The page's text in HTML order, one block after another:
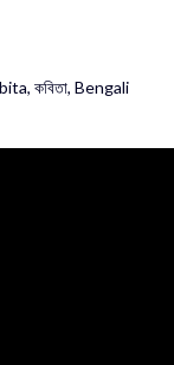
কবিতা, Bengali